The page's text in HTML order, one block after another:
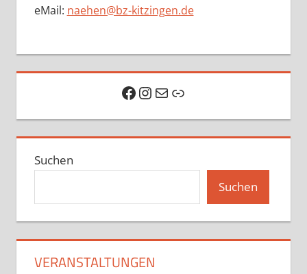
eMail: naehen@bz-kitzingen.de
Facebook
Instagram
E-Mail
Link
Suchen
Suchen
VERANSTALTUNGEN